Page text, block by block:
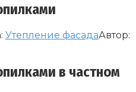
Утепление фасадаАвтор:
в частном